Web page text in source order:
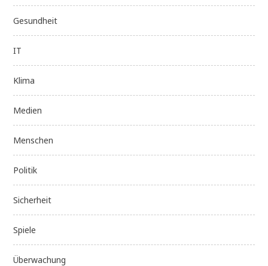
Gesundheit
IT
Klima
Medien
Menschen
Politik
Sicherheit
Spiele
Überwachung